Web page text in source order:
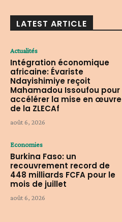
LATEST ARTICLE
Actualités
Intégration économique
africaine: Évariste
Ndayishimiye reçoit
Mahamadou Issoufou pour
accélérer la mise en œuvre
de la ZLECAf
août 6, 2026
Economies
Burkina Faso: un
recouvrement record de
448 milliards FCFA pour le
mois de juillet
août 6, 2026